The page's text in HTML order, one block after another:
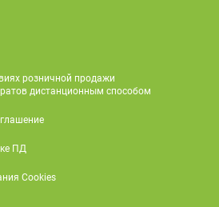
розничной продажи
дистанционным способом
ПД
Cookies